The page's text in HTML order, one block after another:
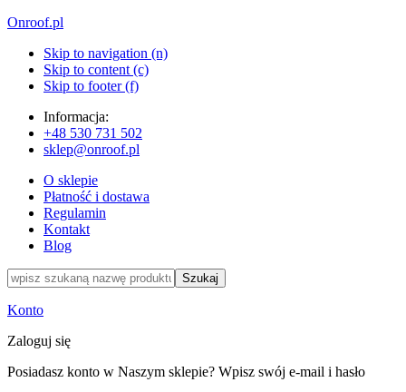
Onroof.pl
Skip to navigation (n)
Skip to content (c)
Skip to footer (f)
Informacja:
+48 530 731 502
sklep@onroof.pl
O sklepie
Płatność i dostawa
Regulamin
Kontakt
Blog
Szukaj
Konto
Zaloguj się
Posiadasz konto w Naszym sklepie? Wpisz swój e-mail i hasło